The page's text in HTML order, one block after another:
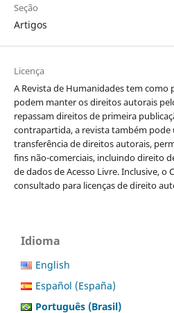
Seção
Artigos
Licença
A Revista de Humanidades tem
podem manter os direitos autorais
repassam direitos de primeira
contrapartida, a revista também pode
transferência de direitos autorais,
fins não-comerciais, incluindo direito
de dados de Acesso Livre. Inclusive, o
consultado para licenças de direito
Idioma
English
Español (España)
Português (Brasil)